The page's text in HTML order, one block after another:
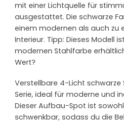
mit einer Lichtquelle für
ausgestattet. Die schwarze
einem modernen als auch zu
Interieur. Tipp: Dieses Modell
modernen Stahlfarbe
Wert?
Verstellbare 4-Licht
Serie, ideal für moderne und
Dieser Aufbau-Spot ist
schwenkbar, sodass du die